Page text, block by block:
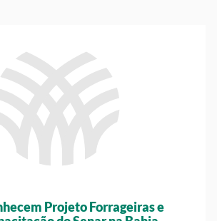
Projeto Forrageiras e